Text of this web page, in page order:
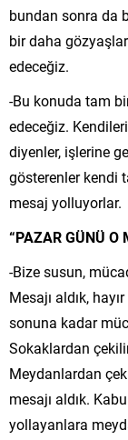
bundan sonra da
bir daha
edeceğiz.
-Bu konuda tam
edeceğiz.
diyenler, işlerine
gösterenler kendi
mesaj yolluyorlar.
“PAZAR GÜNÜ O
-Bize susun,
Mesajı aldık,
sonuna kadar
Sokaklardan
Meydanlardan
mesajı aldık.
yollayanlara